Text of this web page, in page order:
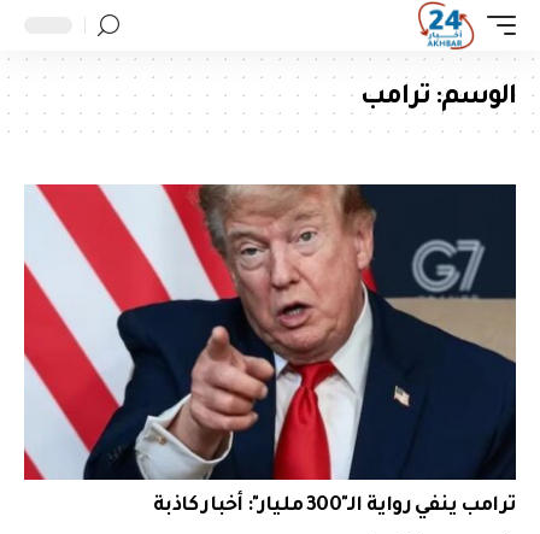
الوسم: ترامب
ترامب ينفي رواية الـ"300 مليار": أخبار كاذبة